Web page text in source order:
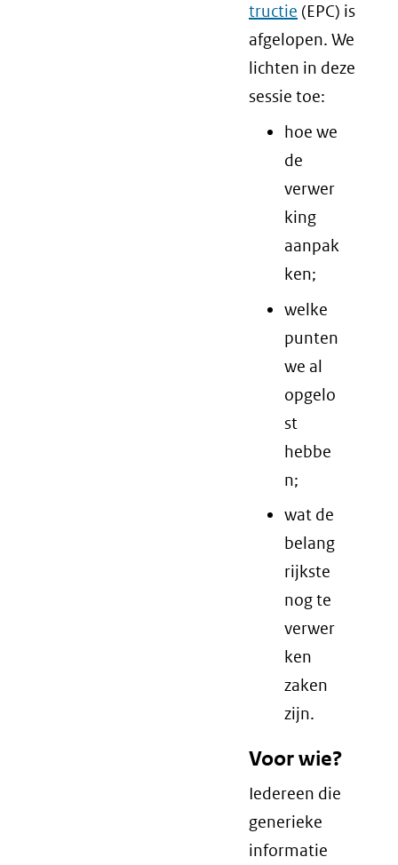
tructie (EPC) is
afgelopen. We
lichten in deze
sessie toe:
hoe we
de
verwer
king
aanpak
ken;
welke
punten
we al
opgelo
st
hebbe
n;
wat de
belang
rijkste
nog te
verwer
ken
zaken
zijn.
Voor wie?
Iedereen die
generieke
informatie